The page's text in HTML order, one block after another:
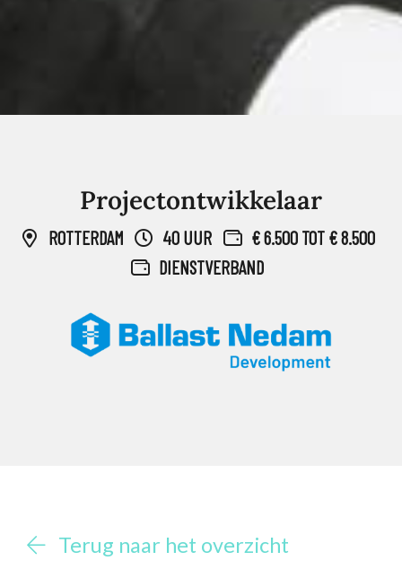
Projectontwikkelaar
ROTTERDAM 40 UUR
€ 6.500 TOT € 8.500
DIENSTVERBAND
Terug naar het overzicht